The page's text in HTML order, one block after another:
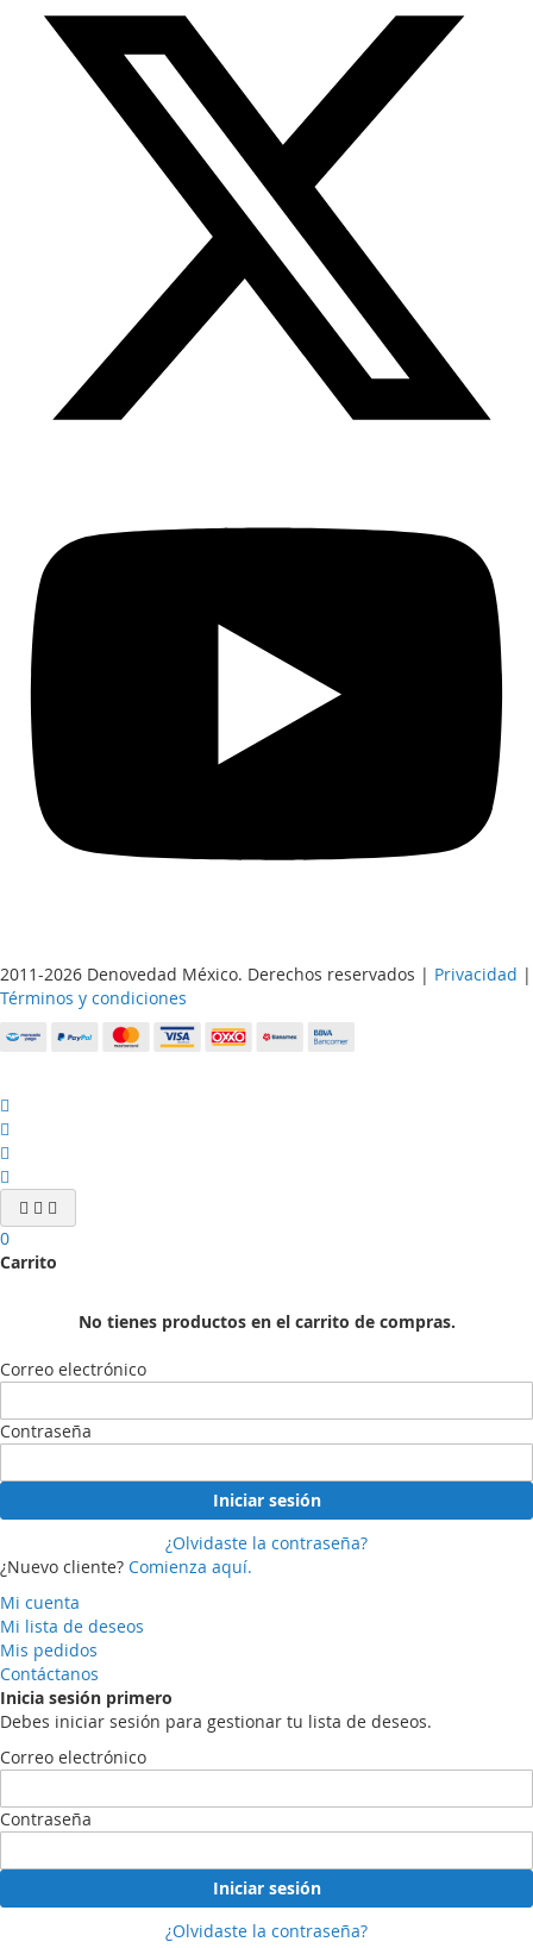
2011-2026 Denovedad México. Derechos reservados | Privacidad |
Términos y condiciones
0
Carrito
No tienes productos en el carrito de compras.
Correo electrónico
Contraseña
Iniciar sesión
¿Olvidaste la contraseña?
¿Nuevo cliente? Comienza aquí.
Mi cuenta
Mi lista de deseos
Mis pedidos
Contáctanos
Inicia sesión primero
Debes iniciar sesión para gestionar tu lista de deseos.
Correo electrónico
Contraseña
Iniciar sesión
¿Olvidaste la contraseña?